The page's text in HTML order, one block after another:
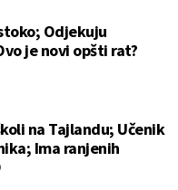
Odjekuju
je novi opšti rat?
na Tajlandu; Učenik
Ima ranjenih